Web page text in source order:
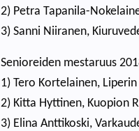
2) Petra Tapanila-
3) Sanni Niiranen,
Senioreiden mestaruus
1) Tero Kortelainen,
2) Kitta Hyttinen, Kuopion
3) Elina Anttikoski,